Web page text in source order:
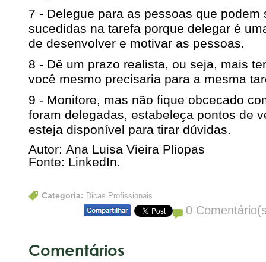
7 - Delegue para as pessoas que podem
sucedidas na tarefa porque delegar é
de desenvolver e motivar as pessoas.
8 - Dê um prazo realista, ou seja, mais
você mesmo precisaria para a mesma
9 - Monitore, mas não fique obcecado
foram delegadas, estabeleça pontos de
esteja disponível para tirar dúvidas.
Autor: Ana Luisa Vieira Pliopas
Fonte: LinkedIn.
Categoria: Dicas Profissionais
0
Comentários